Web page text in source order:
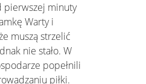
pierwszej minuty
Warty i
muszą strzelić
nie stało. W
popełnili
piłki.